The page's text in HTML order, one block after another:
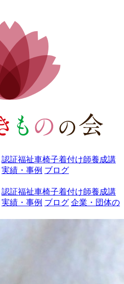
認証福祉車椅子着付け師養成講
実績・事例 ブログ
認証福祉車椅子着付け師養成講
実績・事例 ブログ 企業・団体の